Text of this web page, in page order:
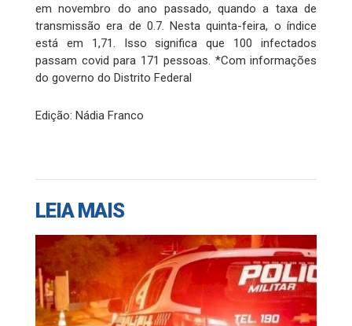
em novembro do ano passado, quando a taxa de
transmissão era de 0.7. Nesta quinta-feira, o índice
está em 1,71. Isso significa que 100 infectados
passam covid para 171 pessoas. *Com informações
do governo do Distrito Federal
Edição: Nádia Franco
LEIA MAIS